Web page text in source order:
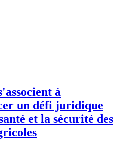
à
un défi juridique
et la sécurité des